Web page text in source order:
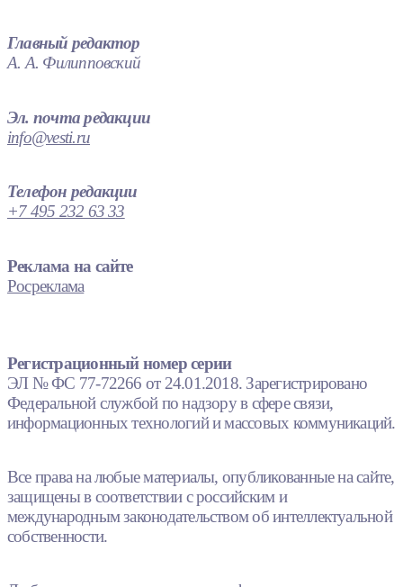
Главный редактор
А. А. Филипповский
Эл. почта редакции
info@vesti.ru
Телефон редакции
+7 495 232 63 33
Реклама на сайте
Росреклама
Регистрационный номер серии
ЭЛ № ФС 77-72266 от 24.01.2018. Зарегистрировано
Федеральной службой по надзору в сфере связи,
информационных технологий и массовых коммуникаций.
Все права на любые материалы, опубликованные на сайте,
защищены в соответствии с российским и
международным законодательством об интеллектуальной
собственности.